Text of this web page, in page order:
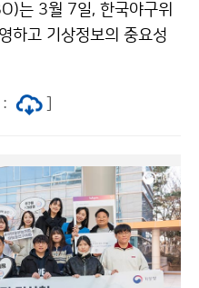
는 3월 7일, 한국야구위
하고 기상정보의 중요성